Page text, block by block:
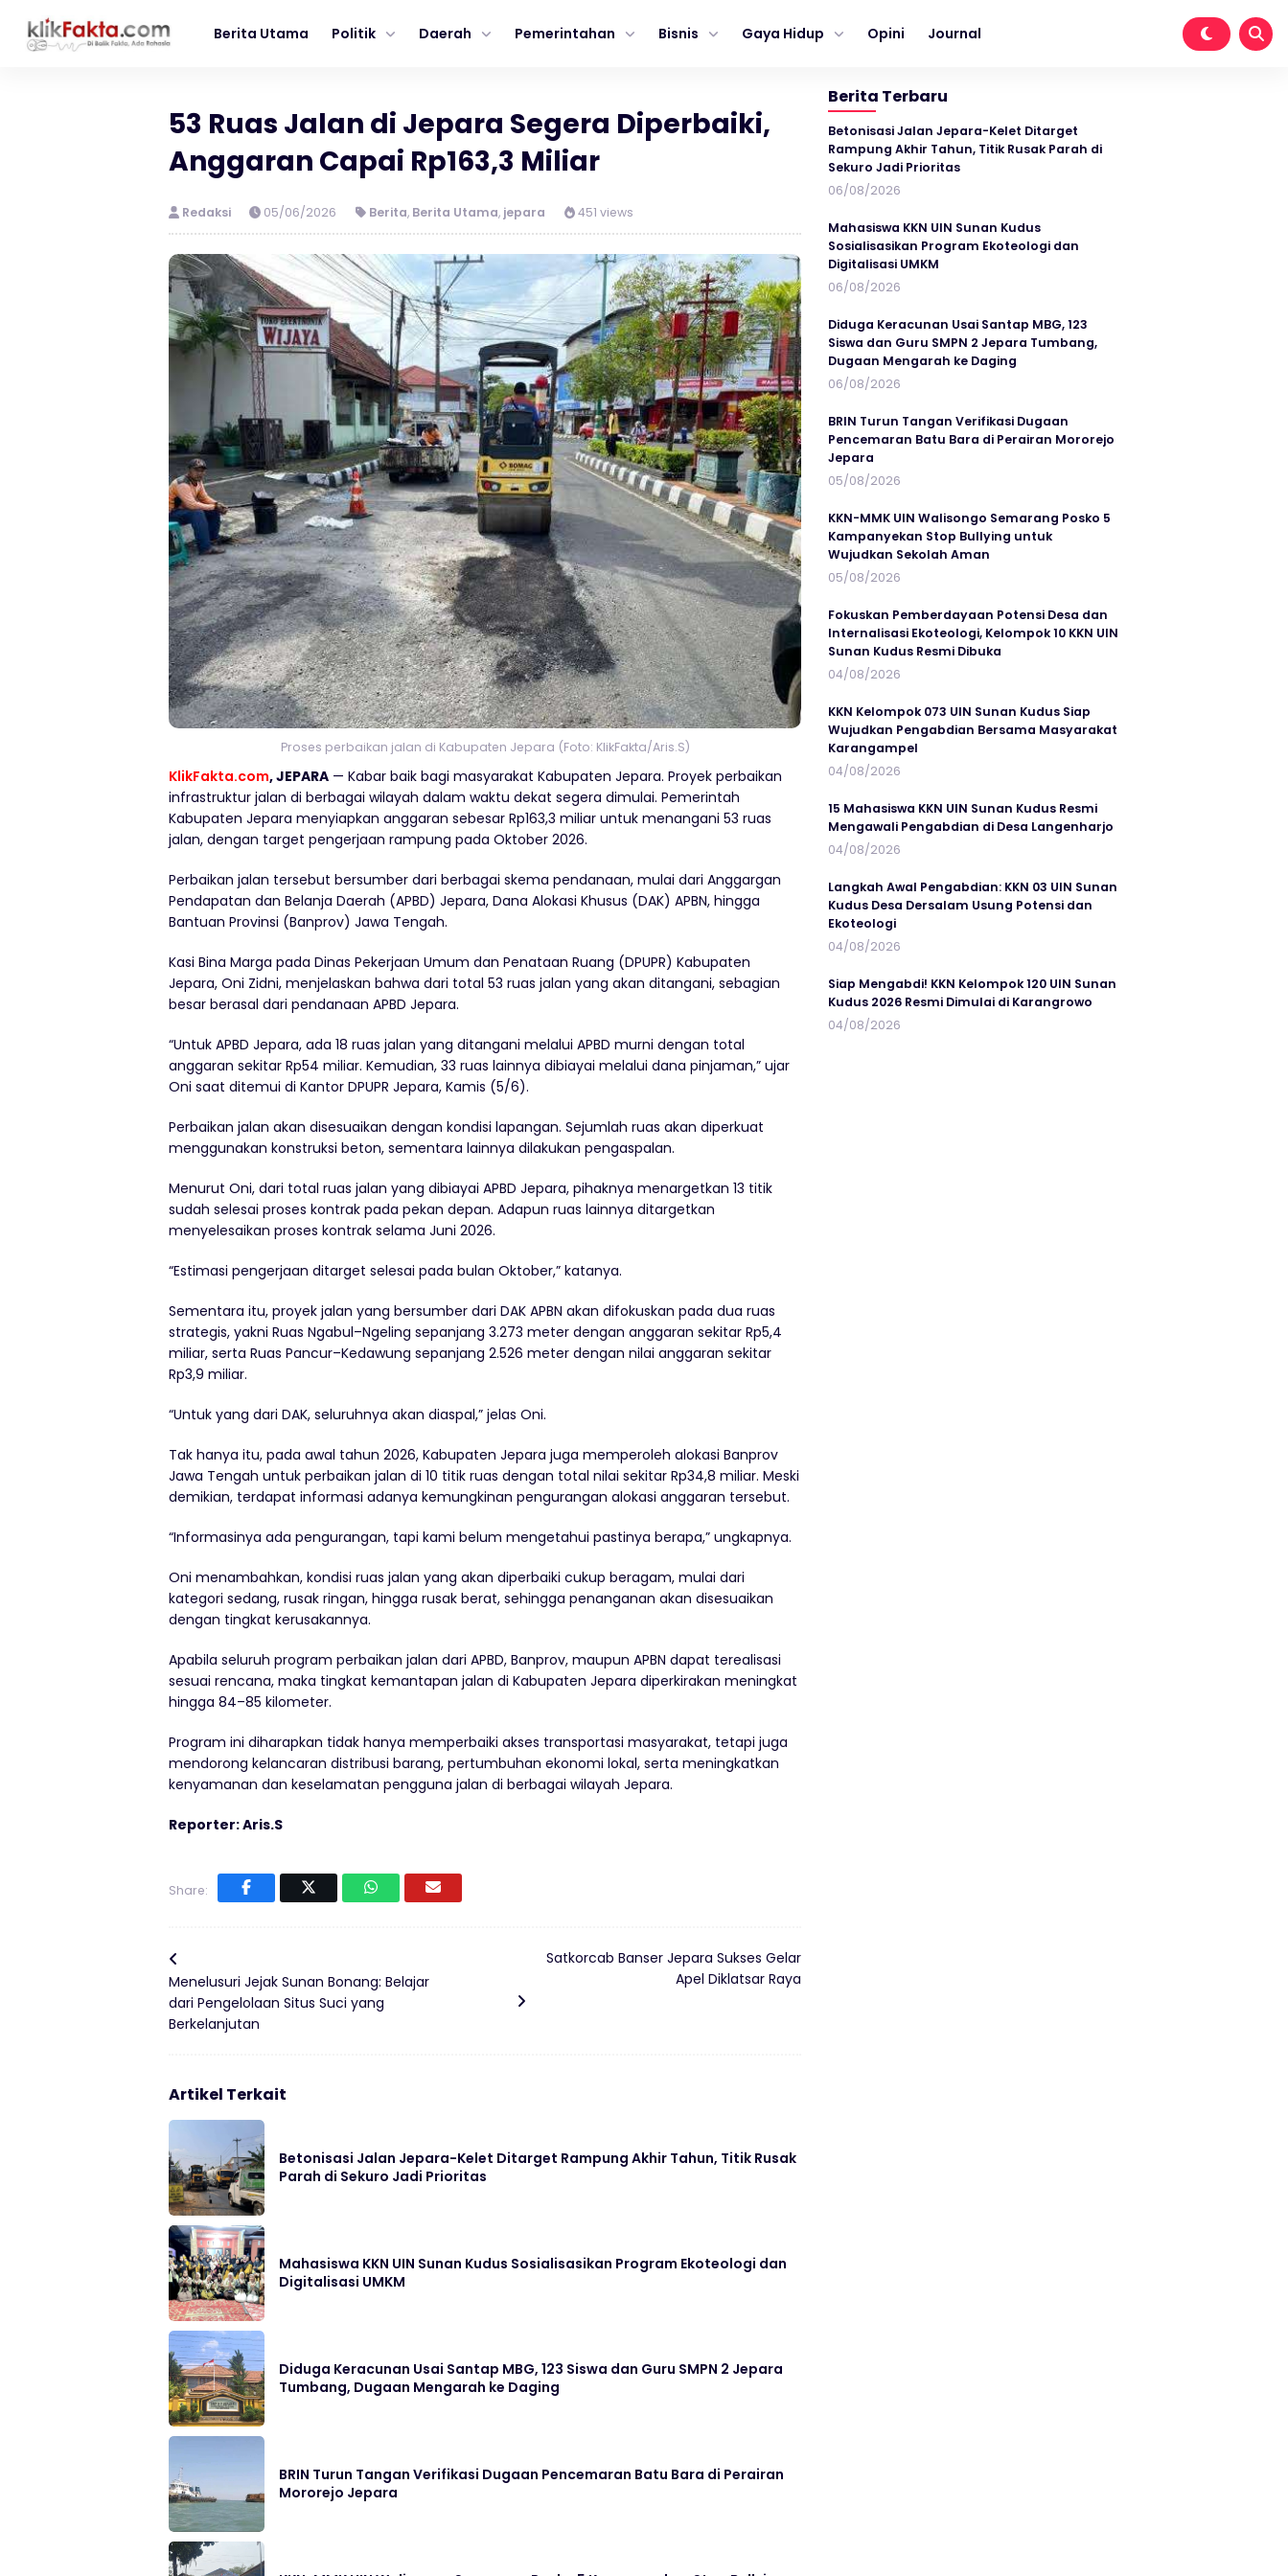
Berita Utama Politik Daerah Pemerintahan Bisnis Gaya Hidup Opini Journal
53 Ruas Jalan di Jepara Segera Diperbaiki,
Anggaran Capai Rp163,3 Miliar
Redaksi 05/06/2026 Berita, Berita Utama, jepara 451 views
Proses perbaikan jalan di Kabupaten Jepara (Foto: KlikFakta/Aris.S)
KlikFakta.com, JEPARA — Kabar baik bagi masyarakat Kabupaten Jepara. Proyek perbaikan
infrastruktur jalan di berbagai wilayah dalam waktu dekat segera dimulai. Pemerintah
Kabupaten Jepara menyiapkan anggaran sebesar Rp163,3 miliar untuk menangani 53 ruas
jalan, dengan target pengerjaan rampung pada Oktober 2026.
Perbaikan jalan tersebut bersumber dari berbagai skema pendanaan, mulai dari Anggargan
Pendapatan dan Belanja Daerah (APBD) Jepara, Dana Alokasi Khusus (DAK) APBN, hingga
Bantuan Provinsi (Banprov) Jawa Tengah.
Kasi Bina Marga pada Dinas Pekerjaan Umum dan Penataan Ruang (DPUPR) Kabupaten
Jepara, Oni Zidni, menjelaskan bahwa dari total 53 ruas jalan yang akan ditangani, sebagian
besar berasal dari pendanaan APBD Jepara.
“Untuk APBD Jepara, ada 18 ruas jalan yang ditangani melalui APBD murni dengan total
anggaran sekitar Rp54 miliar. Kemudian, 33 ruas lainnya dibiayai melalui dana pinjaman,” ujar
Oni saat ditemui di Kantor DPUPR Jepara, Kamis (5/6).
Perbaikan jalan akan disesuaikan dengan kondisi lapangan. Sejumlah ruas akan diperkuat
menggunakan konstruksi beton, sementara lainnya dilakukan pengaspalan.
Menurut Oni, dari total ruas jalan yang dibiayai APBD Jepara, pihaknya menargetkan 13 titik
sudah selesai proses kontrak pada pekan depan. Adapun ruas lainnya ditargetkan
menyelesaikan proses kontrak selama Juni 2026.
“Estimasi pengerjaan ditarget selesai pada bulan Oktober,” katanya.
Sementara itu, proyek jalan yang bersumber dari DAK APBN akan difokuskan pada dua ruas
strategis, yakni Ruas Ngabul–Ngeling sepanjang 3.273 meter dengan anggaran sekitar Rp5,4
miliar, serta Ruas Pancur–Kedawung sepanjang 2.526 meter dengan nilai anggaran sekitar
Rp3,9 miliar.
“Untuk yang dari DAK, seluruhnya akan diaspal,” jelas Oni.
Tak hanya itu, pada awal tahun 2026, Kabupaten Jepara juga memperoleh alokasi Banprov
Jawa Tengah untuk perbaikan jalan di 10 titik ruas dengan total nilai sekitar Rp34,8 miliar. Meski
demikian, terdapat informasi adanya kemungkinan pengurangan alokasi anggaran tersebut.
“Informasinya ada pengurangan, tapi kami belum mengetahui pastinya berapa,” ungkapnya.
Oni menambahkan, kondisi ruas jalan yang akan diperbaiki cukup beragam, mulai dari
kategori sedang, rusak ringan, hingga rusak berat, sehingga penanganan akan disesuaikan
dengan tingkat kerusakannya.
Apabila seluruh program perbaikan jalan dari APBD, Banprov, maupun APBN dapat terealisasi
sesuai rencana, maka tingkat kemantapan jalan di Kabupaten Jepara diperkirakan meningkat
hingga 84–85 kilometer.
Program ini diharapkan tidak hanya memperbaiki akses transportasi masyarakat, tetapi juga
mendorong kelancaran distribusi barang, pertumbuhan ekonomi lokal, serta meningkatkan
kenyamanan dan keselamatan pengguna jalan di berbagai wilayah Jepara.
Reporter: Aris.S
Share:
Menelusuri Jejak Sunan Bonang: Belajar
dari Pengelolaan Situs Suci yang
Berkelanjutan
Satkorcab Banser Jepara Sukses Gelar
Apel Diklatsar Raya
Artikel Terkait
Betonisasi Jalan Jepara-Kelet Ditarget Rampung Akhir Tahun, Titik Rusak
Parah di Sekuro Jadi Prioritas
Mahasiswa KKN UIN Sunan Kudus Sosialisasikan Program Ekoteologi dan
Digitalisasi UMKM
Diduga Keracunan Usai Santap MBG, 123 Siswa dan Guru SMPN 2 Jepara
Tumbang, Dugaan Mengarah ke Daging
BRIN Turun Tangan Verifikasi Dugaan Pencemaran Batu Bara di Perairan
Mororejo Jepara
Berita Terbaru
Betonisasi Jalan Jepara-Kelet Ditarget
Rampung Akhir Tahun, Titik Rusak Parah di
Sekuro Jadi Prioritas
06/08/2026
Mahasiswa KKN UIN Sunan Kudus
Sosialisasikan Program Ekoteologi dan
Digitalisasi UMKM
06/08/2026
Diduga Keracunan Usai Santap MBG, 123
Siswa dan Guru SMPN 2 Jepara Tumbang,
Dugaan Mengarah ke Daging
06/08/2026
BRIN Turun Tangan Verifikasi Dugaan
Pencemaran Batu Bara di Perairan Mororejo
Jepara
05/08/2026
KKN-MMK UIN Walisongo Semarang Posko 5
Kampanyekan Stop Bullying untuk
Wujudkan Sekolah Aman
05/08/2026
Fokuskan Pemberdayaan Potensi Desa dan
Internalisasi Ekoteologi, Kelompok 10 KKN UIN
Sunan Kudus Resmi Dibuka
04/08/2026
KKN Kelompok 073 UIN Sunan Kudus Siap
Wujudkan Pengabdian Bersama Masyarakat
Karangampel
04/08/2026
15 Mahasiswa KKN UIN Sunan Kudus Resmi
Mengawali Pengabdian di Desa Langenharjo
04/08/2026
Langkah Awal Pengabdian: KKN 03 UIN Sunan
Kudus Desa Dersalam Usung Potensi dan
Ekoteologi
04/08/2026
Siap Mengabdi! KKN Kelompok 120 UIN Sunan
Kudus 2026 Resmi Dimulai di Karangrowo
04/08/2026